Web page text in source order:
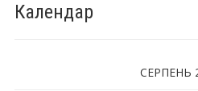
Календар
СЕРПЕНЬ